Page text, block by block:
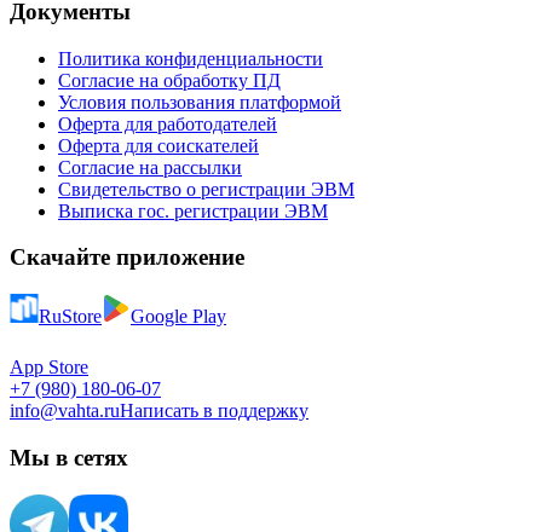
Документы
Политика конфиденциальности
Согласие на обработку ПД
Условия пользования платформой
Оферта для работодателей
Оферта для соискателей
Согласие на рассылки
Свидетельство о регистрации ЭВМ
Выписка гос. регистрации ЭВМ
Скачайте приложение
RuStore Google Play
App Store
+7 (980) 180-06-07
info@vahta.ruНаписать в поддержку
Мы в сетях